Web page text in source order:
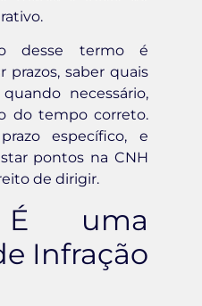
desse termo é
prazos, saber quais
necessário,
do tempo correto.
específico, e
pontos na CNH
de dirigir.
uma
Infração